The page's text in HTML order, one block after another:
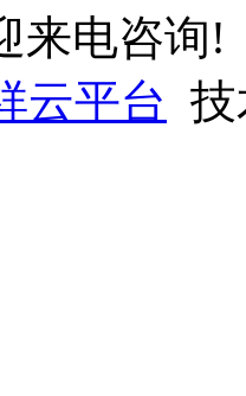
来电咨询!
云平台